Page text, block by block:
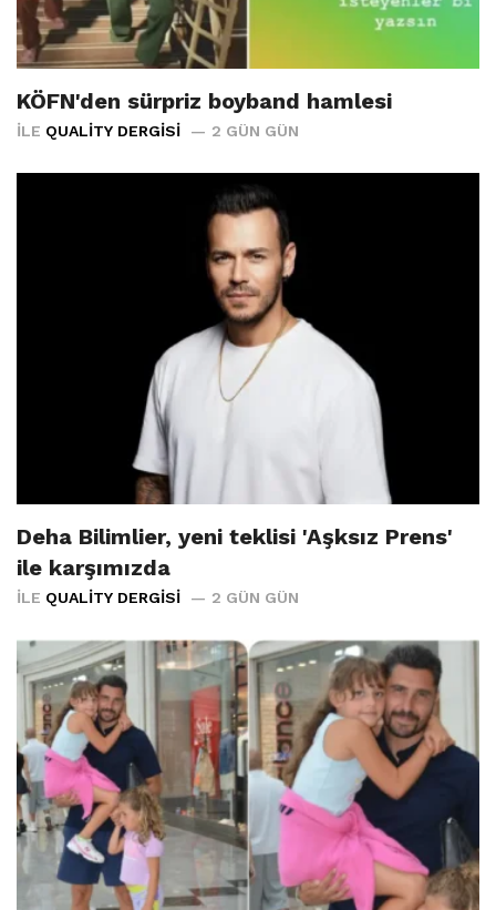
KÖFN'den sürpriz boyband hamlesi
İLE QUALITY DERGISI 2 GÜN GÜN
Deha Bilimlier, yeni teklisi 'Aşksız Prens'
ile karşımızda
İLE QUALITY DERGISI 2 GÜN GÜN